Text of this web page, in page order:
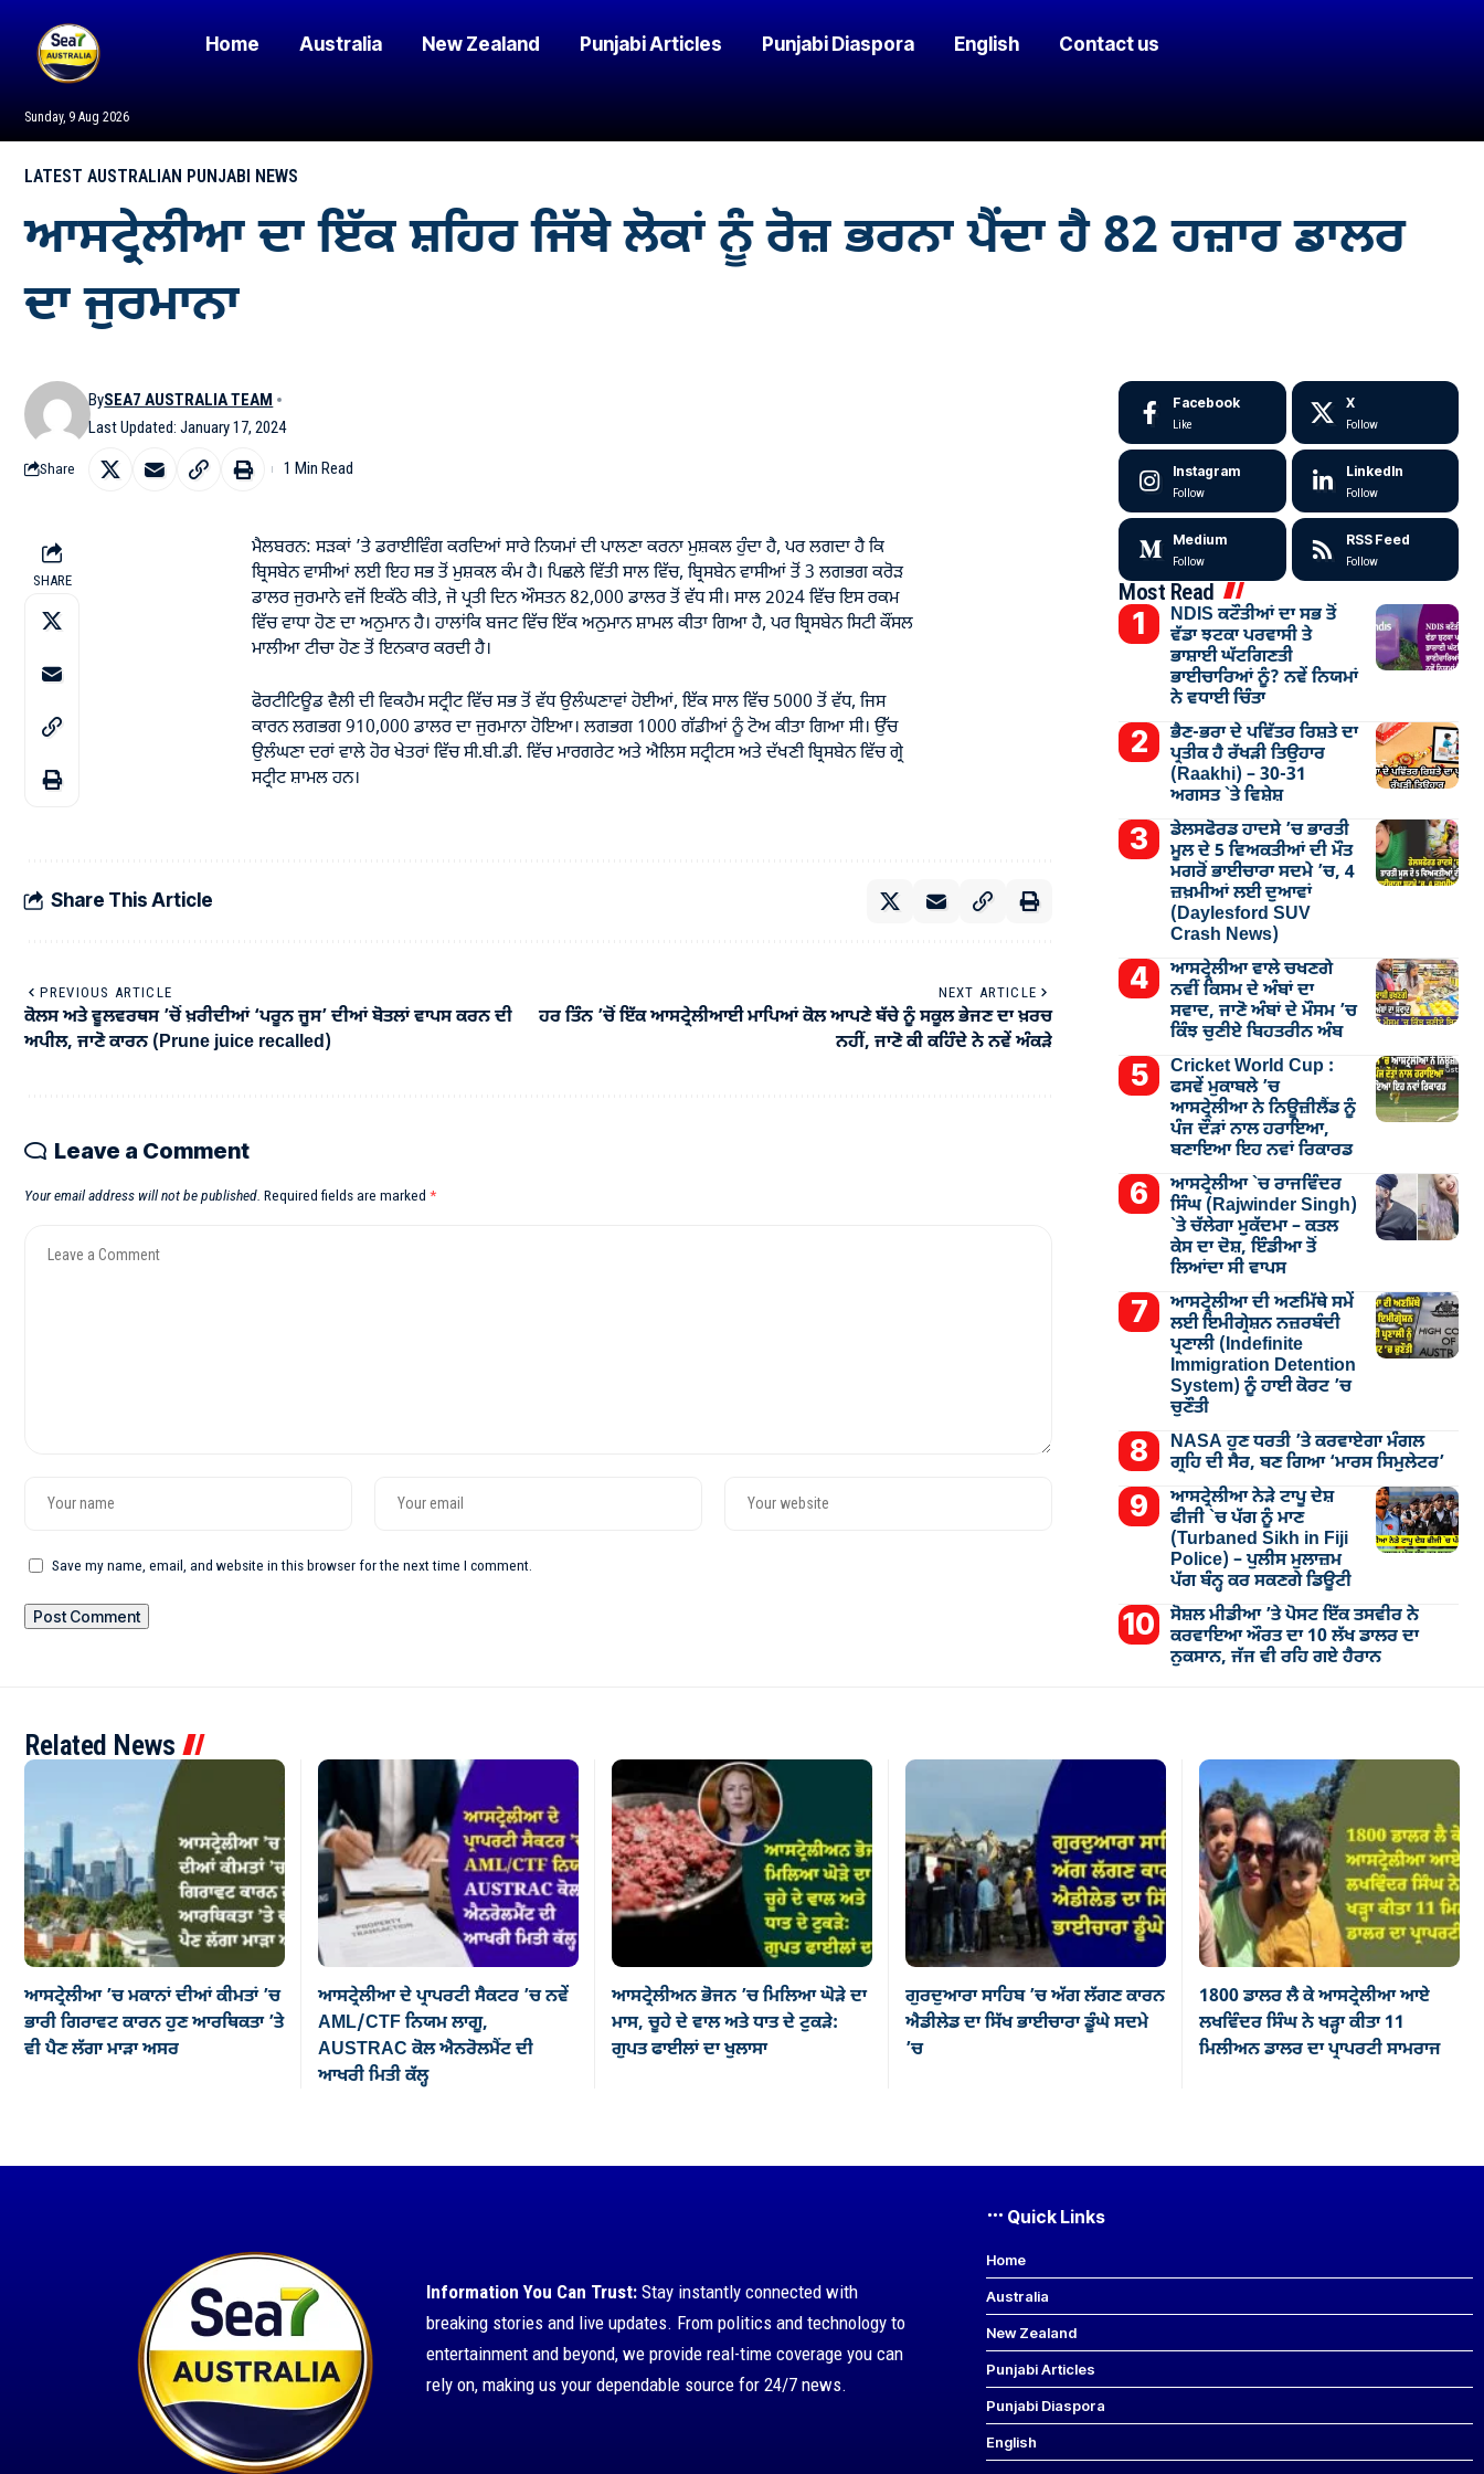
Sunday, 9 Aug 2026
Home Australia New Zealand Punjabi Articles Punjabi Diaspora English Contact us
LATEST AUSTRALIAN PUNJABI NEWS
ਆਸਟ੍ਰੇਲੀਆ ਦਾ ਇੱਕ ਸ਼ਹਿਰ ਜਿੱਥੇ ਲੋਕਾਂ ਨੂੰ ਰੋਜ਼ ਭਰਨਾ ਪੈਂਦਾ ਹੈ 82 ਹਜ਼ਾਰ ਡਾਲਰ
ਦਾ ਜੁਰਮਾਨਾ
Last Updated: January 17, 2024
BySEA7 AUSTRALIA TEAM
Share 1 Min Read
SHARE
ਮੈਲਬਰਨ: ਸੜਕਾਂ ’ਤੇ ਡਰਾਈਵਿੰਗ ਕਰਦਿਆਂ ਸਾਰੇ ਨਿਯਮਾਂ ਦੀ ਪਾਲਣਾ ਕਰਨਾ ਮੁਸ਼ਕਲ ਹੁੰਦਾ ਹੈ, ਪਰ ਲਗਦਾ ਹੈ ਕਿ
ਬ੍ਰਿਸਬੇਨ ਵਾਸੀਆਂ ਲਈ ਇਹ ਸਭ ਤੋਂ ਮੁਸ਼ਕਲ ਕੰਮ ਹੈ। ਪਿਛਲੇ ਵਿੱਤੀ ਸਾਲ ਵਿੱਚ, ਬ੍ਰਿਸਬੇਨ ਵਾਸੀਆਂ ਤੋਂ 3 ਲਗਭਗ ਕਰੋੜ
ਡਾਲਰ ਜੁਰਮਾਨੇ ਵਜੋਂ ਇਕੱਠੇ ਕੀਤੇ, ਜੋ ਪ੍ਰਤੀ ਦਿਨ ਔਸਤਨ 82,000 ਡਾਲਰ ਤੋਂ ਵੱਧ ਸੀ। ਸਾਲ 2024 ਵਿੱਚ ਇਸ ਰਕਮ
ਵਿੱਚ ਵਾਧਾ ਹੋਣ ਦਾ ਅਨੁਮਾਨ ਹੈ। ਹਾਲਾਂਕਿ ਬਜਟ ਵਿੱਚ ਇੱਕ ਅਨੁਮਾਨ ਸ਼ਾਮਲ ਕੀਤਾ ਗਿਆ ਹੈ, ਪਰ ਬ੍ਰਿਸਬੇਨ ਸਿਟੀ ਕੌਂਸਲ
ਮਾਲੀਆ ਟੀਚਾ ਹੋਣ ਤੋਂ ਇਨਕਾਰ ਕਰਦੀ ਹੈ।
ਫੋਰਟੀਟਿਊਡ ਵੈਲੀ ਦੀ ਵਿਕਹੈਮ ਸਟ੍ਰੀਟ ਵਿੱਚ ਸਭ ਤੋਂ ਵੱਧ ਉਲੰਘਣਾਵਾਂ ਹੋਈਆਂ, ਇੱਕ ਸਾਲ ਵਿੱਚ 5000 ਤੋਂ ਵੱਧ, ਜਿਸ
ਕਾਰਨ ਲਗਭਗ 910,000 ਡਾਲਰ ਦਾ ਜੁਰਮਾਨਾ ਹੋਇਆ। ਲਗਭਗ 1000 ਗੱਡੀਆਂ ਨੂੰ ਟੋਅ ਕੀਤਾ ਗਿਆ ਸੀ। ਉੱਚ
ਉਲੰਘਣਾ ਦਰਾਂ ਵਾਲੇ ਹੋਰ ਖੇਤਰਾਂ ਵਿੱਚ ਸੀ.ਬੀ.ਡੀ. ਵਿੱਚ ਮਾਰਗਰੇਟ ਅਤੇ ਐਲਿਸ ਸਟ੍ਰੀਟਸ ਅਤੇ ਦੱਖਣੀ ਬ੍ਰਿਸਬੇਨ ਵਿੱਚ ਗ੍ਰੇ
ਸਟ੍ਰੀਟ ਸ਼ਾਮਲ ਹਨ।
Share This Article
PREVIOUS ARTICLE
ਕੋਲਸ ਅਤੇ ਵੂਲਵਰਥਸ ’ਚੋਂ ਖ਼ਰੀਦੀਆਂ ‘ਪਰੂਨ ਜੂਸ’ ਦੀਆਂ ਬੋਤਲਾਂ ਵਾਪਸ ਕਰਨ ਦੀ
ਅਪੀਲ, ਜਾਣੋ ਕਾਰਨ (Prune juice recalled)
NEXT ARTICLE
ਹਰ ਤਿੰਨ ’ਚੋਂ ਇੱਕ ਆਸਟ੍ਰੇਲੀਆਈ ਮਾਪਿਆਂ ਕੋਲ ਆਪਣੇ ਬੱਚੇ ਨੂੰ ਸਕੂਲ ਭੇਜਣ ਦਾ ਖ਼ਰਚ
ਨਹੀਂ, ਜਾਣੋ ਕੀ ਕਹਿੰਦੇ ਨੇ ਨਵੇਂ ਅੰਕੜੇ
Leave a Comment
Your email address will not be published. Required fields are marked *
Save my name, email, and website in this browser for the next time I comment.
Facebook
Like
X
Follow
Instagram
Follow
LinkedIn
Follow
Medium
Follow
RSS Feed
Follow
Most Read
NDIS ਕਟੌਤੀਆਂ ਦਾ ਸਭ ਤੋਂ
ਵੱਡਾ ਝਟਕਾ ਪਰਵਾਸੀ ਤੇ
ਭਾਸ਼ਾਈ ਘੱਟਗਿਣਤੀ
ਭਾਈਚਾਰਿਆਂ ਨੂੰ? ਨਵੇਂ ਨਿਯਮਾਂ
ਨੇ ਵਧਾਈ ਚਿੰਤਾ
ਭੈਣ-ਭਰਾ ਦੇ ਪਵਿੱਤਰ ਰਿਸ਼ਤੇ ਦਾ
ਪ੍ਰਤੀਕ ਹੈ ਰੱਖੜੀ ਤਿਉਹਾਰ
(Raakhi) – 30-31
ਅਗਸਤ `ਤੇ ਵਿਸ਼ੇਸ਼
ਡੇਲਸਫੋਰਡ ਹਾਦਸੇ ’ਚ ਭਾਰਤੀ
ਮੂਲ ਦੇ 5 ਵਿਅਕਤੀਆਂ ਦੀ ਮੌਤ
ਮਗਰੋਂ ਭਾਈਚਾਰਾ ਸਦਮੇ ’ਚ, 4
ਜ਼ਖ਼ਮੀਆਂ ਲਈ ਦੁਆਵਾਂ
(Daylesford SUV
Crash News)
ਆਸਟ੍ਰੇਲੀਆ ਵਾਲੇ ਚਖਣਗੇ
ਨਵੀਂ ਕਿਸਮ ਦੇ ਅੰਬਾਂ ਦਾ
ਸਵਾਦ, ਜਾਣੋ ਅੰਬਾਂ ਦੇ ਮੌਸਮ ’ਚ
ਕਿੰਝ ਚੁਣੀਏ ਬਿਹਤਰੀਨ ਅੰਬ
Cricket World Cup :
ਫਸਵੇਂ ਮੁਕਾਬਲੇ ’ਚ
ਆਸਟ੍ਰੇਲੀਆ ਨੇ ਨਿਊਜ਼ੀਲੈਂਡ ਨੂੰ
ਪੰਜ ਦੌੜਾਂ ਨਾਲ ਹਰਾਇਆ,
ਬਣਾਇਆ ਇਹ ਨਵਾਂ ਰਿਕਾਰਡ
ਆਸਟ੍ਰੇਲੀਆ `ਚ ਰਾਜਵਿੰਦਰ
ਸਿੰਘ (Rajwinder Singh)
`ਤੇ ਚੱਲੇਗਾ ਮੁੁਕੱਦਮਾ – ਕਤਲ
ਕੇਸ ਦਾ ਦੋਸ਼, ਇੰਡੀਆ ਤੋਂ
ਲਿਆਂਦਾ ਸੀ ਵਾਪਸ
ਆਸਟ੍ਰੇਲੀਆ ਦੀ ਅਣਮਿੱਥੇ ਸਮੇਂ
ਲਈ ਇਮੀਗ੍ਰੇਸ਼ਨ ਨਜ਼ਰਬੰਦੀ
ਪ੍ਰਣਾਲੀ (Indefinite
Immigration Detention
System) ਨੂੰ ਹਾਈ ਕੋਰਟ ’ਚ
ਚੁਣੌਤੀ
NASA ਹੁਣ ਧਰਤੀ ’ਤੇ ਕਰਵਾਏਗਾ ਮੰਗਲ
ਗ੍ਰਹਿ ਦੀ ਸੈਰ, ਬਣ ਗਿਆ ‘ਮਾਰਸ ਸਿਮੁਲੇਟਰ’
ਆਸਟ੍ਰੇਲੀਆ ਨੇੜੇ ਟਾਪੂ ਦੇਸ਼
ਫੀਜੀ `ਚ ਪੱਗ ਨੂੰ ਮਾਣ
(Turbaned Sikh in Fiji
Police) – ਪੁਲੀਸ ਮੁਲਾਜ਼ਮ
ਪੱਗ ਬੰਨ੍ਹ ਕਰ ਸਕਣਗੇ ਡਿਊਟੀ
ਸੋਸ਼ਲ ਮੀਡੀਆ ’ਤੇ ਪੋਸਟ ਇੱਕ ਤਸਵੀਰ ਨੇ
ਕਰਵਾਇਆ ਔਰਤ ਦਾ 10 ਲੱਖ ਡਾਲਰ ਦਾ
ਨੁਕਸਾਨ, ਜੱਜ ਵੀ ਰਹਿ ਗਏ ਹੈਰਾਨ
Related News
ਆਸਟ੍ਰੇਲੀਆ ’ਚ ਮਕਾਨਾਂ ਦੀਆਂ ਕੀਮਤਾਂ ’ਚ
ਭਾਰੀ ਗਿਰਾਵਟ ਕਾਰਨ ਹੁਣ ਆਰਥਿਕਤਾ ’ਤੇ
ਵੀ ਪੈਣ ਲੱਗਾ ਮਾੜਾ ਅਸਰ
ਆਸਟ੍ਰੇਲੀਆ ਦੇ ਪ੍ਰਾਪਰਟੀ ਸੈਕਟਰ ’ਚ ਨਵੇਂ
AML/CTF ਨਿਯਮ ਲਾਗੂ,
AUSTRAC ਕੋਲ ਐਨਰੋਲਮੈਂਟ ਦੀ
ਆਖਰੀ ਮਿਤੀ ਕੱਲ੍ਹ
ਆਸਟ੍ਰੇਲੀਅਨ ਭੋਜਨ ’ਚ ਮਿਲਿਆ ਘੋੜੇ ਦਾ
ਮਾਸ, ਚੂਹੇ ਦੇ ਵਾਲ ਅਤੇ ਧਾਤ ਦੇ ਟੁਕੜੇ:
ਗੁਪਤ ਫਾਈਲਾਂ ਦਾ ਖੁਲਾਸਾ
ਗੁਰਦੁਆਰਾ ਸਾਹਿਬ ’ਚ ਅੱਗ ਲੱਗਣ ਕਾਰਨ
ਐਡੀਲੇਡ ਦਾ ਸਿੱਖ ਭਾਈਚਾਰਾ ਡੂੰਘੇ ਸਦਮੇ
’ਚ
1800 ਡਾਲਰ ਲੈ ਕੇ ਆਸਟ੍ਰੇਲੀਆ ਆਏ
ਲਖਵਿੰਦਰ ਸਿੰਘ ਨੇ ਖੜ੍ਹਾ ਕੀਤਾ 11
ਮਿਲੀਅਨ ਡਾਲਰ ਦਾ ਪ੍ਰਾਪਰਟੀ ਸਾਮਰਾਜ
Information You Can Trust: Stay instantly connected with
breaking stories and live updates. From politics and technology to
entertainment and beyond, we provide real-time coverage you can
rely on, making us your dependable source for 24/7 news.
Quick Links
Home
Australia
New Zealand
Punjabi Articles
Punjabi Diaspora
English